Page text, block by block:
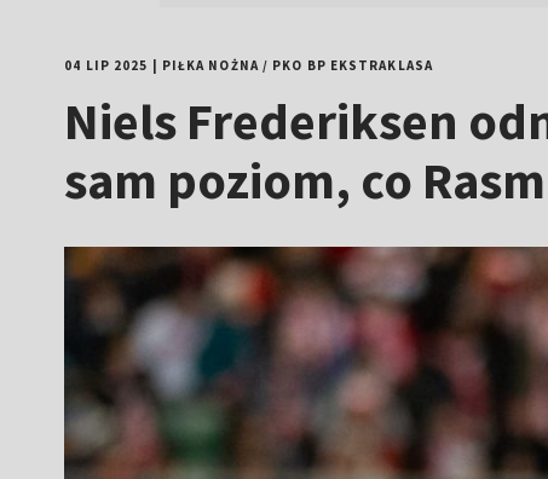
04 LIP 2025 PIŁKA NOŻNA/ PKO BP EKSTRAKLASA
Niels Frederiksen
sam poziom, co